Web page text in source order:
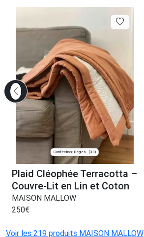
Confection: Bègles (33)
Plaid Cléophée Terracotta –
Couvre-Lit en Lin et Coton
MAISON MALLOW
250€
Voir les 219 produits MAISON MALLOW